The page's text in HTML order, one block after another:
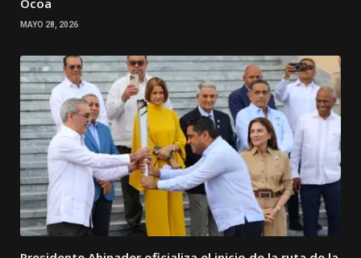
MAYO 28, 2026